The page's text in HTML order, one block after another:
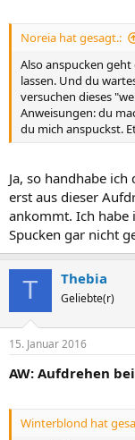
Noreia hat gesagt.:
Also anspucken
lassen. Und du
versuchen dieses
Anweisungen: du
du mich anspuckst.
Ja, so handhabe
erst aus dieser
ankommt. Ich habe
Spucken gar nicht
T Thebia
Geliebte(r)
15. Januar 2016
AW: Aufdrehen
Winterblond hat